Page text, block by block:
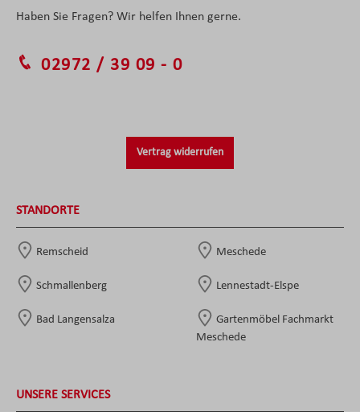
Haben Sie Fragen? Wir helfen Ihnen gerne.
02972 / 39 09 - 0
Vertrag widerrufen
STANDORTE
Remscheid Meschede
Schmallenberg Lennestadt-Elspe
Bad Langensalza
Gartenmöbel Fachmarkt
Meschede
UNSERE SERVICES